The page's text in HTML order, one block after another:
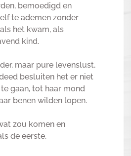
bemoedigd en
te ademen zonder
het kwam, als
kind.
maar pure levenslust,
besluiten het er niet
gaan, tot haar mond
benen wilden lopen.
zou komen en
de eerste.